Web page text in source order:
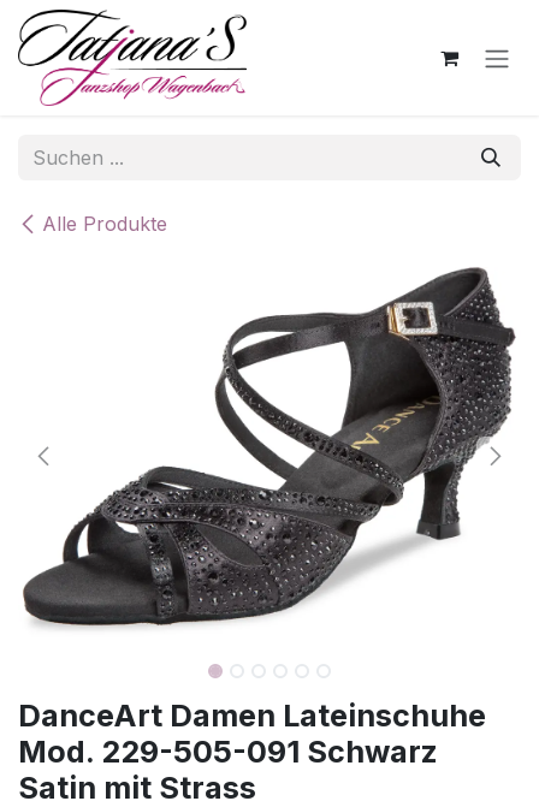
Zum Inhalt springen
Alle Produkte
DanceArt Damen Lateinschuhe
Mod. 229-505-091 Schwarz
Satin mit Strass